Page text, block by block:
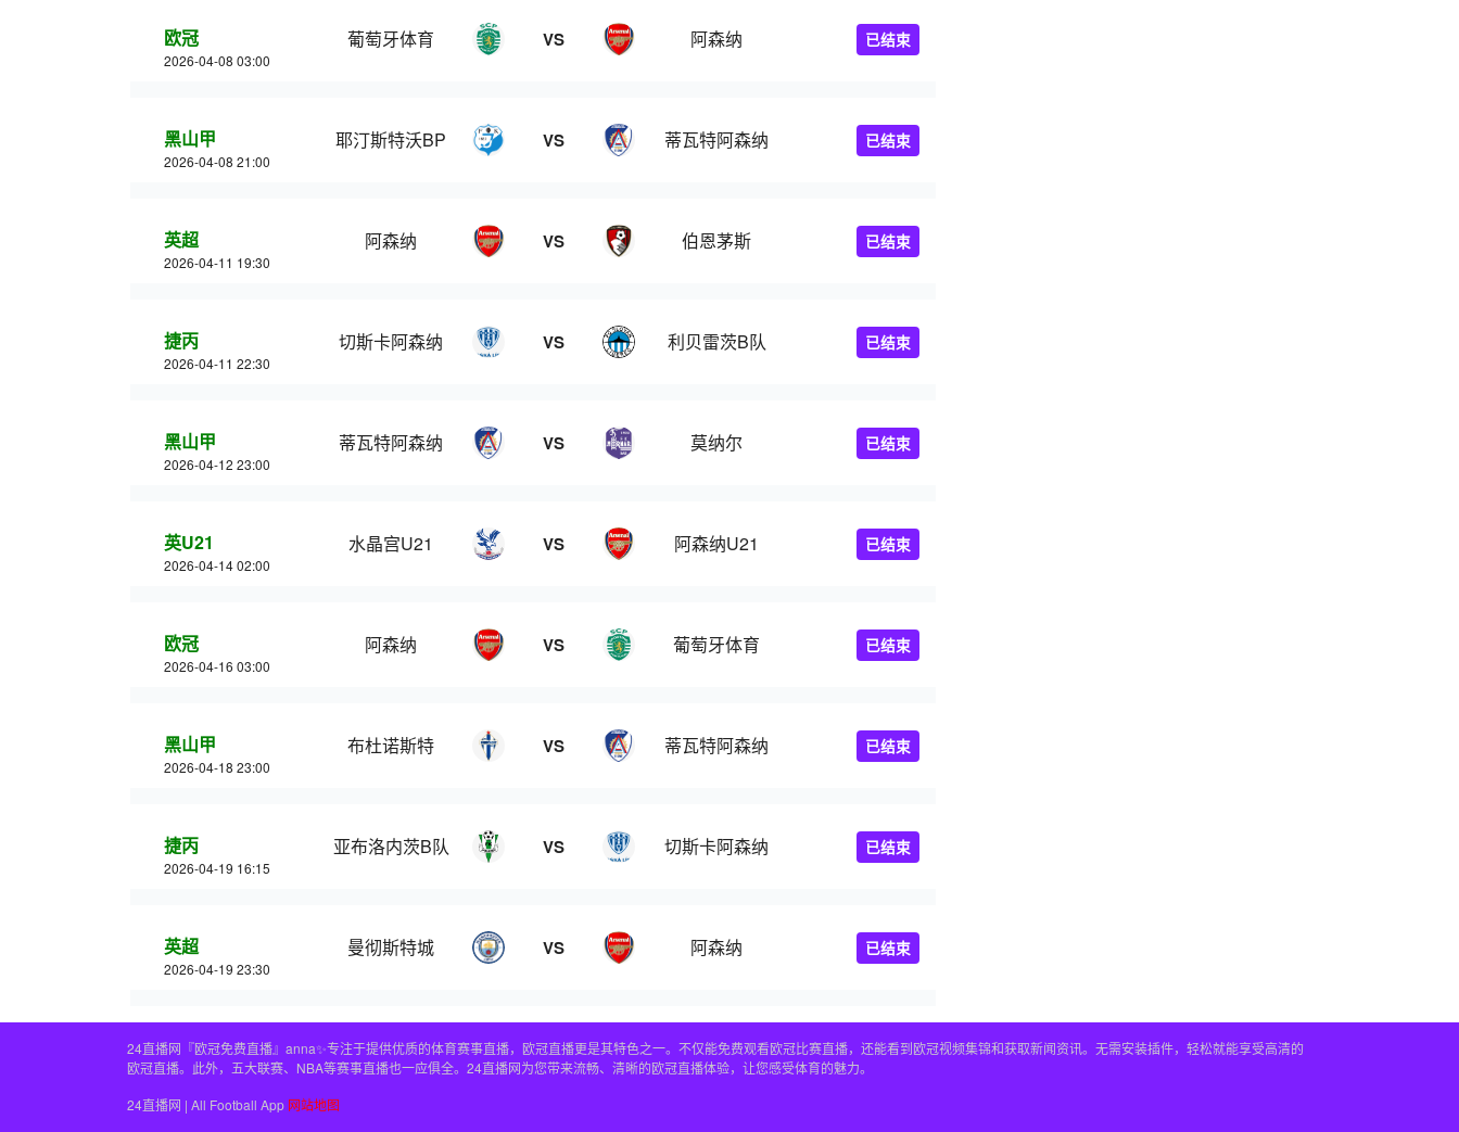
欧冠
2026-04-08 03:00
葡萄牙体育 VS 阿森纳 已结束
黑山甲
2026-04-08 21:00
耶汀斯特沃BP VS 蒂瓦特阿森纳 已结束
英超
2026-04-11 19:30
阿森纳 VS 伯恩茅斯 已结束
捷丙
2026-04-11 22:30
切斯卡阿森纳 VS 利贝雷茨B队 已结束
黑山甲
2026-04-12 23:00
蒂瓦特阿森纳 VS 莫纳尔 已结束
英U21
2026-04-14 02:00
水晶宫U21 VS 阿森纳U21 已结束
欧冠
2026-04-16 03:00
阿森纳 VS 葡萄牙体育 已结束
黑山甲
2026-04-18 23:00
布杜诺斯特 VS 蒂瓦特阿森纳 已结束
捷丙
2026-04-19 16:15
亚布洛内茨B队 VS 切斯卡阿森纳 已结束
英超
2026-04-19 23:30
曼彻斯特城 VS 阿森纳 已结束
24直播网『欧冠免费直播』anna✨专注于提供优质的体育赛事直播，欧冠直播更是其特色之一。不仅能免费观看欧冠比赛直播，还能看到欧冠视频集锦和获取新闻资讯。无需安装插件，轻松就能享受高清的
欧冠直播。此外，五大联赛、NBA等赛事直播也一应俱全。24直播网为您带来流畅、清晰的欧冠直播体验，让您感受体育的魅力。
24直播网 | All Football App 网站地图